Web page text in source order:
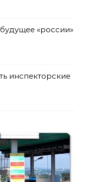
«россии»
инспекторские